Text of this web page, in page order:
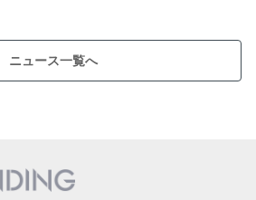
ニュース一覧へ